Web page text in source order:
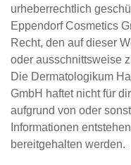
urheberrechtlich
Eppendorf Cosmetics
Recht, den auf dieser
oder ausschnittsweise
Die Dermatologikum
GmbH haftet nicht für
aufgrund von oder
Informationen
bereitgehalten werden.